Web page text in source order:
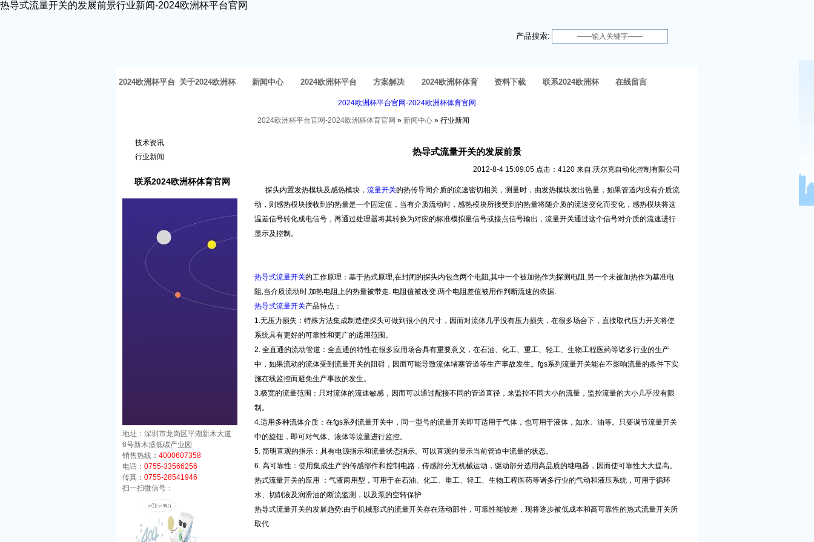
热导式流量开关的发展前景行业新闻-2024欧洲杯平台官网
产品搜索:
2024欧洲杯平台
体育官网
关于2024欧洲杯 新闻中心 2024欧洲杯平台 方案解决 2024欧洲杯体育 资料下载 联系2024欧洲杯 在线留言
2024欧洲杯平台官网-2024欧洲杯体育官网
技术资讯
行业新闻
联系2024欧洲杯体育官网
地址：深圳市龙岗区平湖新木大道
6号新木盛低碳产业园
销售热线： 4000607358
电话： 0755-33566256
传真： 0755-28541946
扫一扫微信号：
2024欧洲杯平台官网-2024欧洲杯体育官网 » 新闻中心 » 行业新闻
热导式流量开关的发展前景
2012-8-4 15:09:05 点击：4120 来自:沃尔克自动化控制有限公司
探头内置发热模块及感热模块， 流量开关的热传导同介质的流速密切相关，测量时，由发热模块发出热量，如果管道内没有介质流
动，则感热模块接收到的热量是一个固定值，当有介质流动时，感热模块所接受到的热量将随介质的流速变化而变化，感热模块将这
温差信号转化成电信号，再通过处理器将其转换为对应的标准模拟量信号或接点信号输出，流量开关通过这个信号对介质的流速进行
显示及控制。
热导式流量开关的工作原理：基于热式原理,在封闭的探头内包含两个电阻 ,其中一个被加热作为探测电阻 ,另一个未被加热作为基准电
阻 ,当介质流动时,加热电阻上的热量被带走. 电阻值被改变.两个电阻差值被用作判断流速的依据.
热导式流量开关产品特点：
1.无压力损失：特殊方法集成制造使探头可做到很小的尺寸，因而对流体几乎没有压力损失，在很多场合下，直接取代压力开关将使
系统具有更好的可靠性和更广的适用范围。
2. 全直通的流动管道：全直通的特性在很多应用场合具有重要意义，在石油、化工、重工、轻工、生物工程医药等诸多行业的生产
中，如果流动的流体受到流量开关的阻碍，因而可能导致流体堵塞管道等生产事故发生。 fgs系列流量开关能在不影响流量的条件下实
施在线监控而避免生产事故的发生。
3.极宽的流量范围：只对流体的流速敏感，因而可以通过配接不同的管道直径，来监控不同大小的流量，监控流量的大小几乎没有限
制。
4.适用多种流体介质：在fgs系列流量开关中，同一型号的流量开关即可适用于气体，也可用于液体，如水、油等。只要调节流量开关
中的旋钮，即可对气体、液体等流量进行监控。
5. 简明直观的指示：具有电源指示和流量状态指示。可以直观的显示当前管道中流量的状态。
6. 高可靠性：使用集成生产的传感部件和控制电路，传感部分无机械运动，驱动部分选用高品质的继电器，因而使可靠性大大提高。
热式流量开关的应用
：气液两用型，可用于在石油、化工、重工、轻工、生物工程医药等诸多行业的气动和液压系统，可用于循环
水、切削液及润滑油的断流监测，以及泵的空转保护
热导式流量开关的发展趋势:由于机械形式的流量开关存在活动部件，可靠性能较差，现将逐步被低成本和高可靠性的热式流量开关所
取代